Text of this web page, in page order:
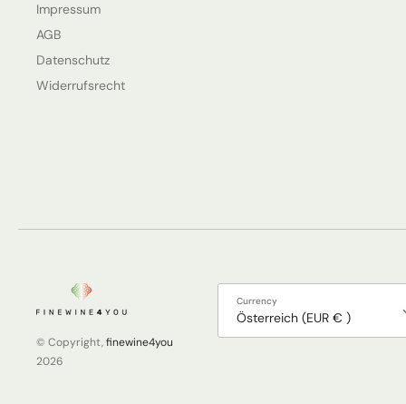
Impressum
AGB
Datenschutz
Widerrufsrecht
© Copyright,finewine4you
2026
Currency
Österreich (EUR € )